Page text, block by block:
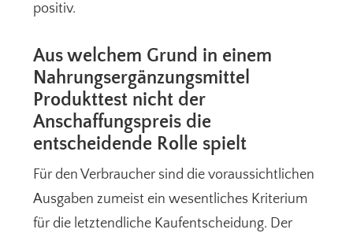
positiv.
Aus welchem Grund in einem
Nahrungsergänzungsmittel
Produkttest nicht der
Anschaffungspreis die
entscheidende Rolle spielt
Für den Verbraucher sind die voraussichtlichen
Ausgaben zumeist ein wesentliches Kriterium
für die letztendliche Kaufentscheidung. Der